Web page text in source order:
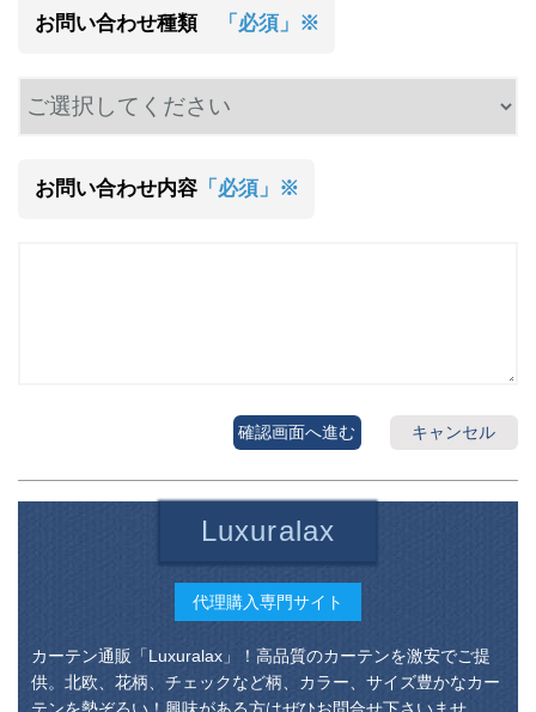
お問い合わせ種類 「必須」※
お問い合わせ内容「必須」※
キャンセル
確認画面へ進む
Luxuralax
代理購入専門サイト
カーテン通販「Luxuralax」！高品質のカーテンを激安でご提
供。北欧、花柄、チェックなど柄、カラー、サイズ豊かなカー
テンを勢ぞろい！興味がある方はぜひお問合せ下さいませ。